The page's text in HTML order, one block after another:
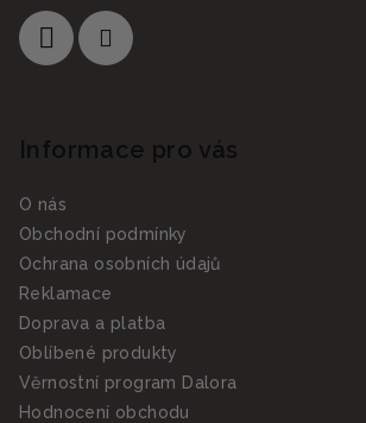
Informace pro vás
O nás
Obchodní podmínky
Ochrana osobních údajů
Reklamace
Doprava a platba
Oblíbené produkty
Věrnostní program Dalora
Hodnocení obchodu